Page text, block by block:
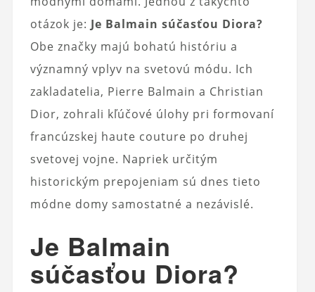
otázok je: Je Balmain súčasťou Diora?
Obe značky majú bohatú históriu a
významný vplyv na svetovú módu. Ich
zakladatelia, Pierre Balmain a Christian
Dior, zohrali kľúčové úlohy pri formovaní
francúzskej haute couture po druhej
svetovej vojne. Napriek určitým
historickým prepojeniam sú dnes tieto
módne domy samostatné a nezávislé.​
Je Balmain
súčasťou Diora?